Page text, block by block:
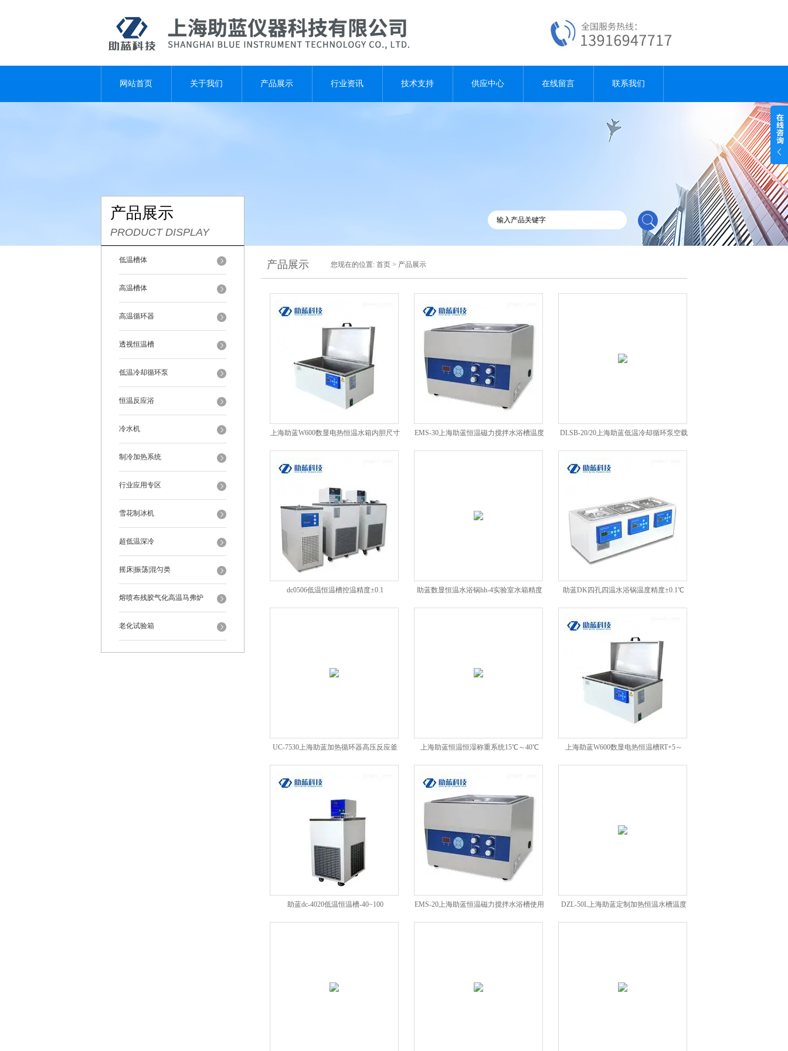
网站首页 关于我们 产品展示 行业资讯 技术支持 供应中心 在线留言 联系我们
产品展示
PRODUCT DISPLAY
低温槽体
高温槽体
高温循环器
透视恒温槽
低温冷却循环泵
恒温反应浴
冷水机
制冷加热系统
行业应用专区
雪花制冰机
超低温深冷
摇床|振荡|混匀类
熔喷布残胶气化高温马弗炉
老化试验箱
产品展示 您现在的位置: 首页 > 产品展示
上海助蓝W600数显电热恒温水箱内胆尺寸 EMS-30上海助蓝恒温磁力搅拌水浴槽温度
波动度
DLSB-20/20上海助蓝低温冷却循环泵空载
温度
dc0506低温恒温槽控温精度±0.1 助蓝数显恒温水浴锅hh-4实验室水箱精度
0.5
助蓝DK四孔四温水浴锅温度精度±0.1℃
UC-7530上海助蓝加热循环器高压反应釜
工作100℃
上海助蓝恒温恒湿称重系统15℃～40℃ 上海助蓝W600数显电热恒温槽RT+5～
100℃
助蓝dc-4020低温恒温槽-40~100 EMS-20上海助蓝恒温磁力搅拌水浴槽使用
温度
DZL-50L上海助蓝定制加热恒温水槽温度
波动范围